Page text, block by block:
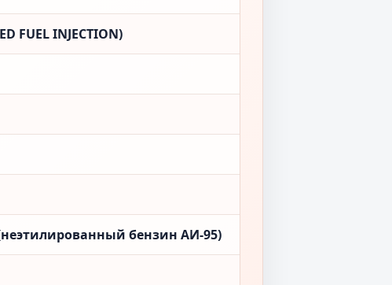
FUEL INJECTION)
(неэтилированный бензин АИ-95)